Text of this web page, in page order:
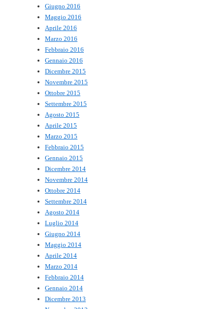
Giugno 2016
Maggio 2016
Aprile 2016
Marzo 2016
Febbraio 2016
Gennaio 2016
Dicembre 2015
Novembre 2015
Ottobre 2015
Settembre 2015
Agosto 2015
Aprile 2015
Marzo 2015
Febbraio 2015
Gennaio 2015
Dicembre 2014
Novembre 2014
Ottobre 2014
Settembre 2014
Agosto 2014
Luglio 2014
Giugno 2014
Maggio 2014
Aprile 2014
Marzo 2014
Febbraio 2014
Gennaio 2014
Dicembre 2013